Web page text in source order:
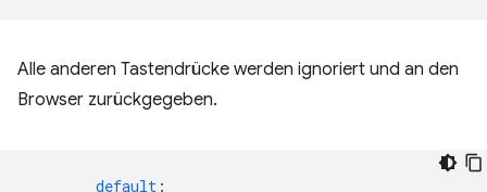
Alle anderen Tastendrücke werden ignoriert und an den
Browser zurückgegeben.
default :